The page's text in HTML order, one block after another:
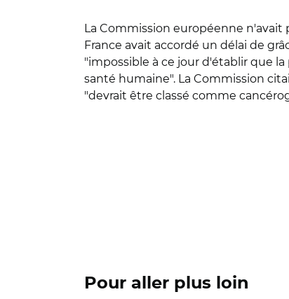
La Commission européenne n'avait
France avait accordé un délai de
"impossible à ce jour d'établir que
santé humaine". La Commission
"devrait être classé comme
Pour aller plus loin